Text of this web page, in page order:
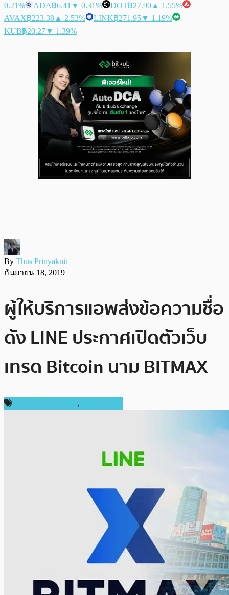
0.21%
ADA฿6.41 ▼ 0.31% DOT฿27.90 ▲ 1.55%
AVAX฿223.38 ▲ 2.53% LINK฿271.95▼ 1.19%
KUB฿20.27▼ 1.39%
By Thus Prinyaknit
กันยายน 18, 2019
ผู้ให้บริการแอพส่งข้อความชื่อ
ดัง LINE ประกาศเปิดตัวเว็บ
เทรด Bitcoin นาม BITMAX
,